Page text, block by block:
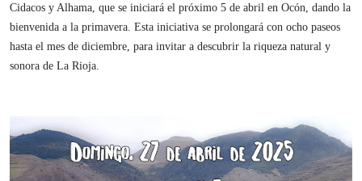
Cidacos y Alhama, que se iniciará el próximo 5 de abril en Ocón, dando la
bienvenida a la primavera. Esta iniciativa se prolongará con ocho paseos
hasta el mes de diciembre, para invitar a descubrir la riqueza natural y
sonora de La Rioja.